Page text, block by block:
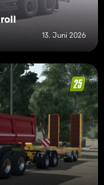
13. Juni 2026